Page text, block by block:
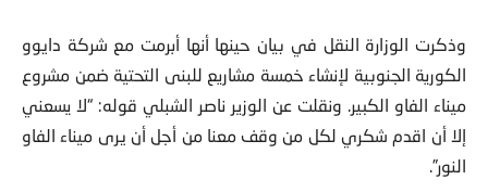
وذكرت الوزارة النقل في بيان حينها أنها أبرمت مع شركة دايوو
الكورية الجنوبية لإنشاء خمسة مشاريع للبنى التحتية ضمن مشروع
ميناء الفاو الكبير. ونقلت عن الوزير ناصر الشبلي قوله: “لا يسعني
إلا أن اقدم شكري لكل من وقف معنا من أجل أن يرى ميناء الفاو
النور”.